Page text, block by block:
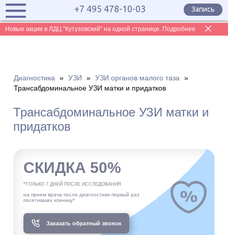
Новые акции в ЛДЦ "Кутузовский" на одной странице. Подробнее
+7 495 478-10-03 Запись
Диагностика » УЗИ » УЗИ органов малого таза
»
Трансабдоминальное УЗИ матки и придатков
Трансабдоминальное УЗИ матки и
придатков
СКИДКА 50%
*ТОЛЬКО 7 ДНЕЙ ПОСЛЕ ИССЛЕДОВАНИЯ
на прием врача после диагностики первый раз
посетивших клинику*
Заказать обратный звонок